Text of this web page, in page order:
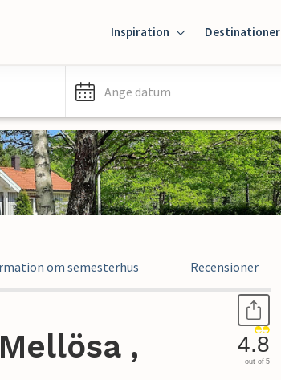
Inspiration Destinationer
Ange datum
om semesterhus Recensioner
,
4.8
out of 5